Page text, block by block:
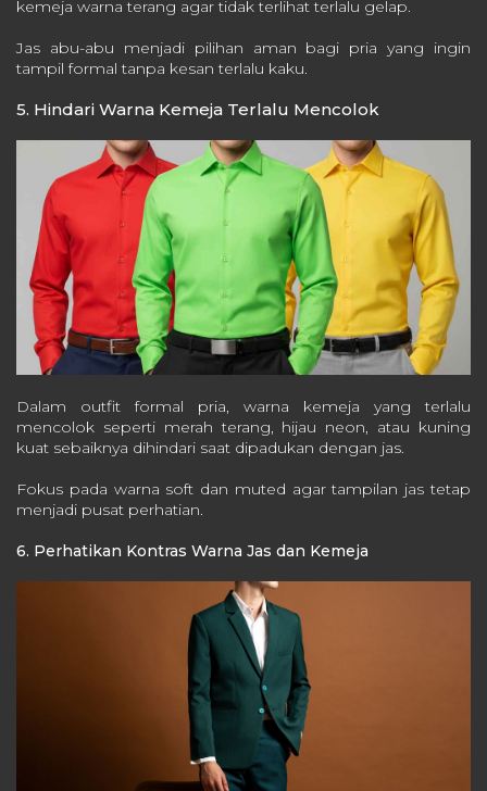
kemeja warna terang agar tidak terlihat terlalu gelap.
Jas abu-abu menjadi pilihan aman bagi pria yang ingin
tampil formal tanpa kesan terlalu kaku.
5. Hindari Warna Kemeja Terlalu Mencolok
Dalam outfit formal pria, warna kemeja yang terlalu
mencolok seperti merah terang, hijau neon, atau kuning
kuat sebaiknya dihindari saat dipadukan dengan jas.
Fokus pada warna soft dan muted agar tampilan jas tetap
menjadi pusat perhatian.
6. Perhatikan Kontras Warna Jas dan Kemeja